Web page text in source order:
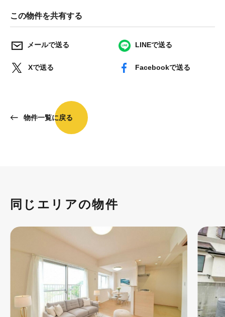
この物件を共有する
メールで送る LINEで送る
Xで送る Facebookで送る
物件一覧に戻る
同じエリアの物件